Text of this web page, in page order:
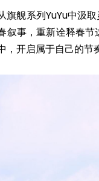
旗舰系列YuYu中汲
叙事，重新诠释春
，开启属于自己的节